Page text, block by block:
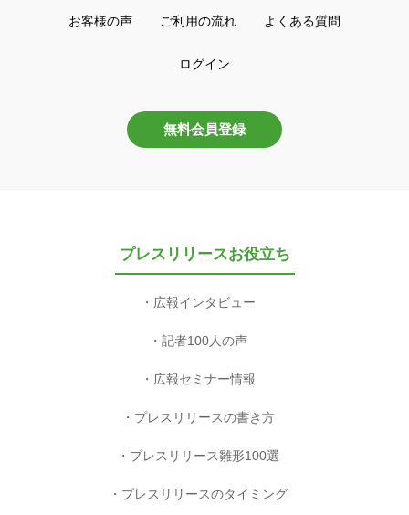
お客様の声 ご利用の流れ よくある質問
ログイン
無料会員登録
プレスリリースお役立ち
広報インタビュー
記者100人の声
広報セミナー情報
プレスリリースの書き方
プレスリリース雛形100選
プレスリリースのタイミング